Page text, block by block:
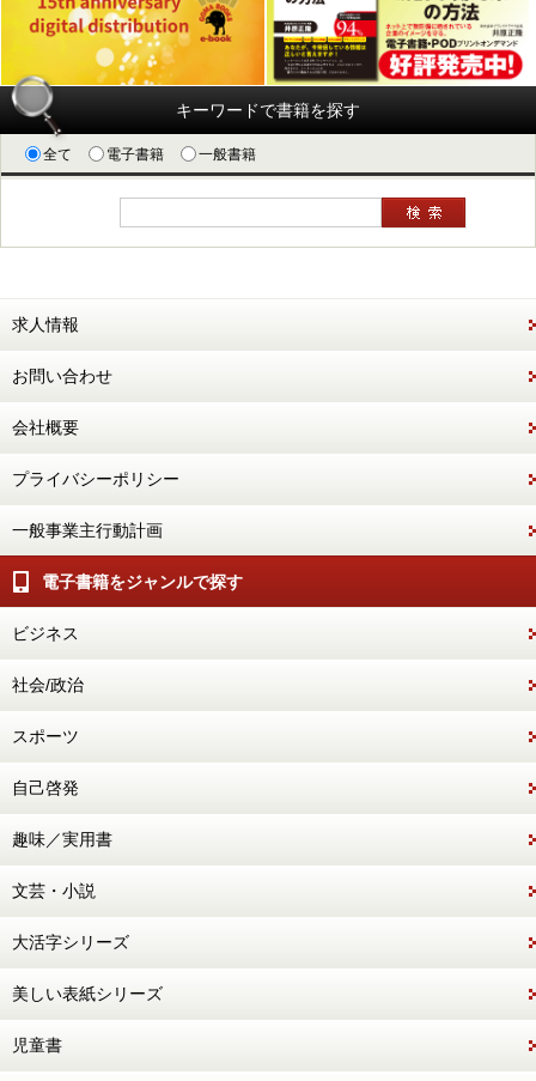
キーワードで書籍を探す
全て 電子書籍 一般書籍
求人情報
お問い合わせ
会社概要
プライバシーポリシー
一般事業主行動計画
電子書籍をジャンルで探す
ビジネス
社会/政治
スポーツ
自己啓発
趣味／実用書
文芸・小説
大活字シリーズ
美しい表紙シリーズ
児童書